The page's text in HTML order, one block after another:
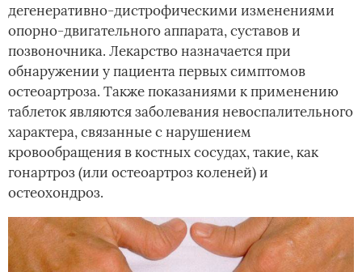
дегенеративно-дистрофическими изменениями
опорно-двигательного аппарата, суставов и
позвоночника. Лекарство назначается при
обнаружении у пациента первых симптомов
остеоартроза. Также показаниями к применению
таблеток являются заболевания невоспалительного
характера, связанные с нарушением
кровообращения в костных сосудах, такие, как
гонартроз (или остеоартроз коленей) и
остеохондроз.